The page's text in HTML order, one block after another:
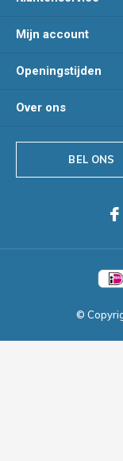
Mijn account
Openingstijden
Over ons
BEL ONS
©